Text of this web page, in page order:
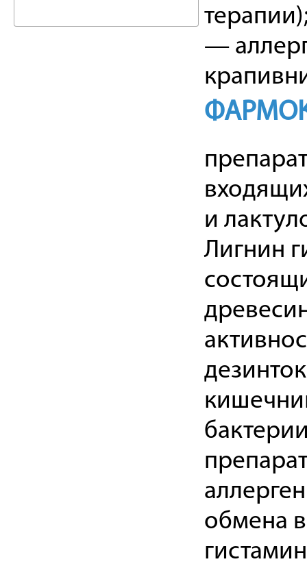
—
и
Лигнин
обмена